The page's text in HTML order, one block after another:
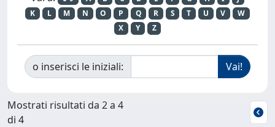
K
L M N O P Q R S T U V
W
X
Y Z
o inserisci le iniziali:
Mostrati risultati da 2 a 4
di 4